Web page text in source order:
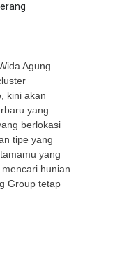
Agung
kini akan
yang
berlokasi
tipe yang
yang
hunian
Group tetap